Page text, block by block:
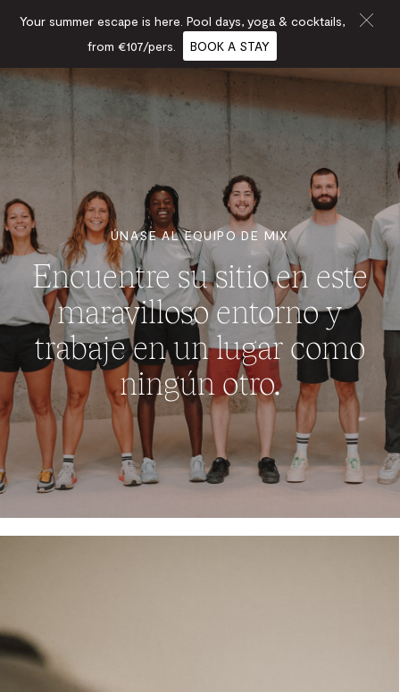
ÚNASE AL EQUIPO DE MIX
Encuentre su sitio en este
maravilloso entorno y
trabaje en un lugar como
ningún otro.
Your summer escape is here. Pool days, yoga & cocktails,
from €107/pers.
BOOK A STAY